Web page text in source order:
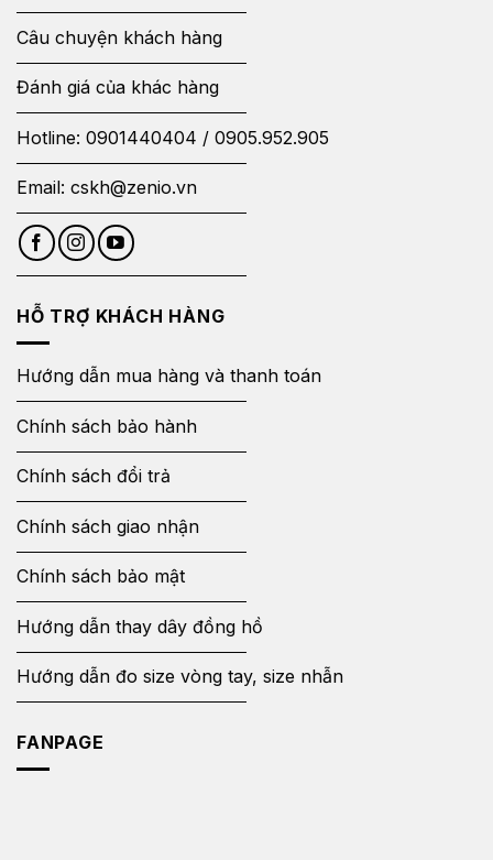
Câu chuyện khách hàng
Đánh giá của khác hàng
Hotline: 0901440404 / 0905.952.905
Email: cskh@zenio.vn
HỖ TRỢ KHÁCH HÀNG
Hướng dẫn mua hàng và thanh toán
Chính sách bảo hành
Chính sách đổi trả
Chính sách giao nhận
Chính sách bảo mật
Hướng dẫn thay dây đồng hồ
Hướng dẫn đo size vòng tay, size nhẫn
FANPAGE